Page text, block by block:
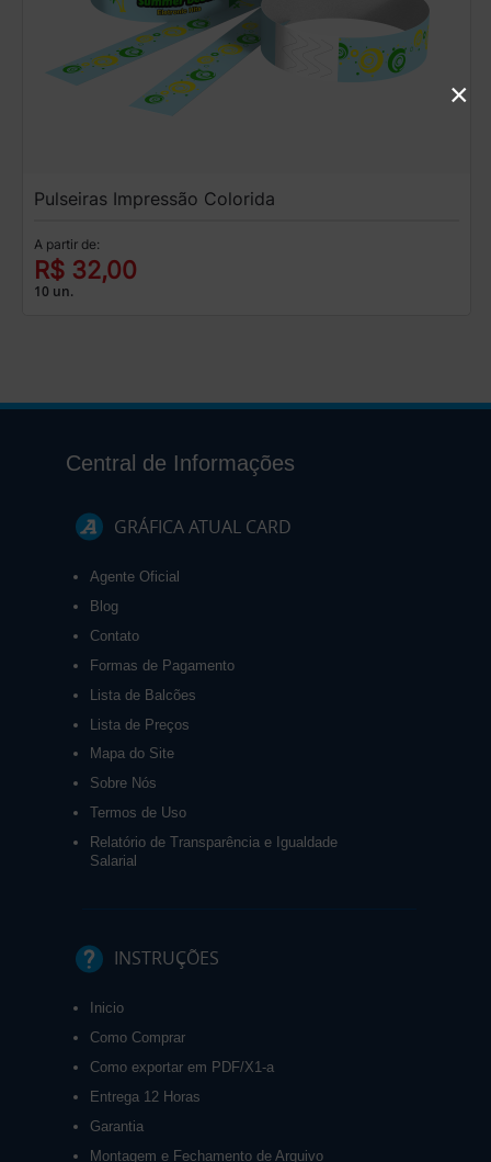
Pulseiras Impressão Colorida
A partir de:
R$ 32,00
10 un.
Central de Informações
GRÁFICA ATUAL CARD
Agente Oficial
Blog
Contato
Formas de Pagamento
Lista de Balcões
Lista de Preços
Mapa do Site
Sobre Nós
Termos de Uso
Relatório de Transparência e Igualdade
Salarial
INSTRUÇÕES
Inicio
Como Comprar
Como exportar em PDF/X1-a
Entrega 12 Horas
Garantia
Montagem e Fechamento de Arquivo
×